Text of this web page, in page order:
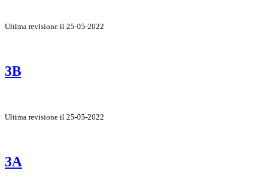
Ultima revisione il 25-05-2022
3B
Ultima revisione il 25-05-2022
3A